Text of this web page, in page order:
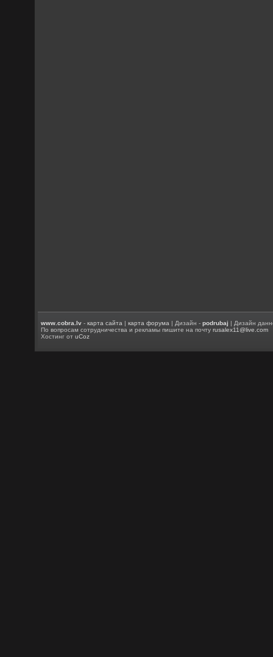
www.cobra.lv -карта сайта |карта форума | Дизайн -podrubaj | Дизайн
По вопросам сотрудничества и рекламы пишите на почтуrusalex11@live.com
Хостинг отuCoz